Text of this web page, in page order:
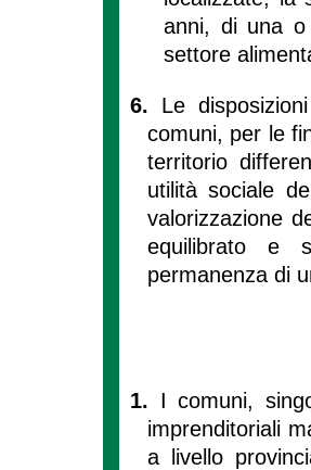
anni, di una o
settore
6. Le
comuni, per le
territorio
utilità sociale
valorizzazione
equilibrato e
permanenza di
1. I comuni,
imprenditoriali
a livello